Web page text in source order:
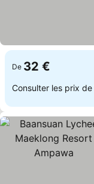
De 32 €
Consulter les prix de